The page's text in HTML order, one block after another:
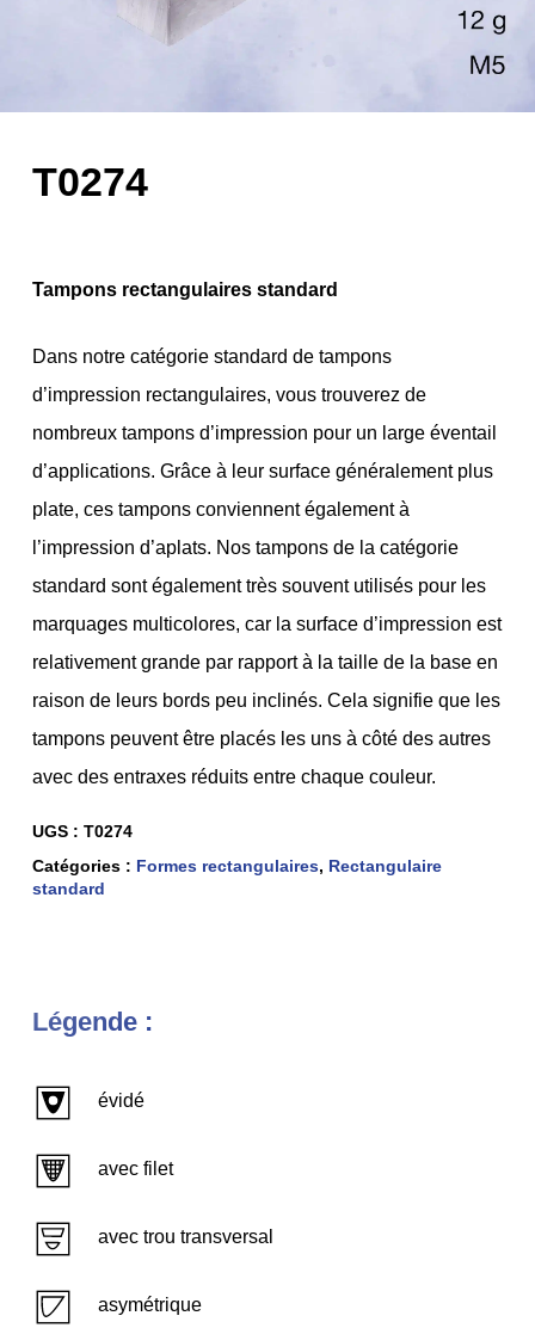
T0274
Tampons rectangulaires standard
Dans notre catégorie standard de tampons
d’impression rectangulaires, vous trouverez de
nombreux tampons d’impression pour un large éventail
d’applications. Grâce à leur surface généralement plus
plate, ces tampons conviennent également à
l’impression d’aplats. Nos tampons de la catégorie
standard sont également très souvent utilisés pour les
marquages multicolores, car la surface d’impression est
relativement grande par rapport à la taille de la base en
raison de leurs bords peu inclinés. Cela signifie que les
tampons peuvent être placés les uns à côté des autres
avec des entraxes réduits entre chaque couleur.
UGS : T0274
Catégories : Formes rectangulaires, Rectangulaire
standard
Légende :
évidé
avec filet
avec trou transversal
asymétrique